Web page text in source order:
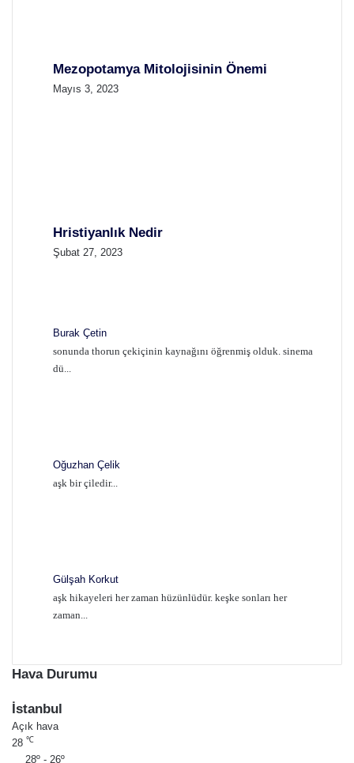
Mezopotamya Mitolojisinin Önemi
Mayıs 3, 2023
Hristiyanlık Nedir
Şubat 27, 2023
Burak Çetin
sonunda thorun çekiçinin kaynağını öğrenmiş olduk. sinema
dü...
Oğuzhan Çelik
aşk bir çiledir...
Gülşah Korkut
aşk hikayeleri her zaman hüzünlüdür. keşke sonları her
zaman...
Hava Durumu
İstanbul
Açık hava
28 ℃
28º - 26º